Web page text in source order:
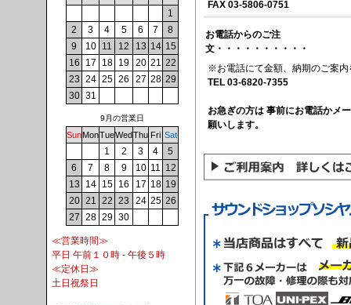
FAX 03-5806-0751
お電話からのご注
文・・・・・・・・・・
※お電話にて金額、納期のご案内
TEL 03-6820-7355
お急ぎの方は 事前にお電話かメ
願いします。
1
2
3 4 5 6 7
8
9
10 11 12 13 14 15
16
17 18 19 20 21 22
23 24 25 26 27 28 29
30 31
9月の営業日
SunMonTueWedThu Fri Sat
1 2 3 4
5
6
7 8 9 10 11 12
13
14 15 16 17 18 19
20 21 22 23 24 25 26
27 28 29 30
≪営業時間≫
平日 午前１０時 - 午後５時
≪定休日≫
土日祝祭日